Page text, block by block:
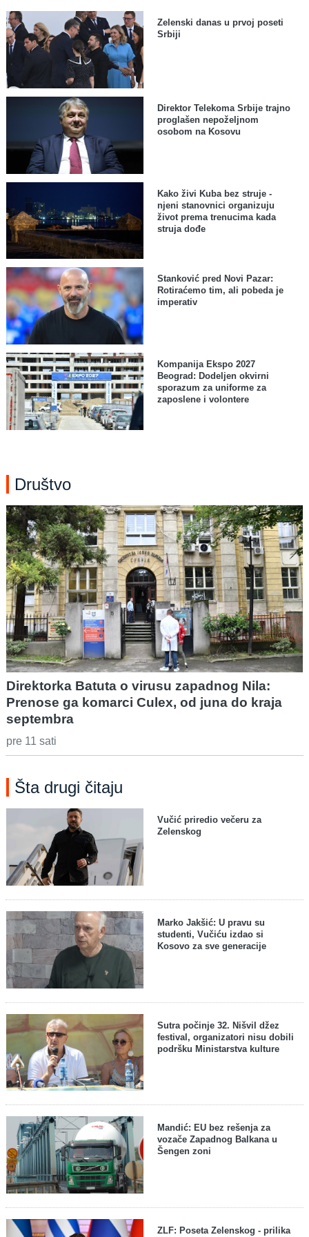
Zelenski danas u prvoj poseti
Srbiji
Direktor Telekoma Srbije trajno
proglašen nepoželjnom
osobom na Kosovu
Kako živi Kuba bez struje -
njeni stanovnici organizuju
život prema trenucima kada
struja dođe
Stanković pred Novi Pazar:
Rotiraćemo tim, ali pobeda je
imperativ
Kompanija Ekspo 2027
Beograd: Dodeljen okvirni
sporazum za uniforme za
zaposlene i volontere
Društvo
Direktorka Batuta o virusu zapadnog Nila:
Prenose ga komarci Culex, od juna do kraja
septembra
pre 11 sati
Šta drugi čitaju
Vučić priredio večeru za
Zelenskog
Marko Jakšić: U pravu su
studenti, Vučiću izdao si
Kosovo za sve generacije
Sutra počinje 32. Nišvil džez
festival, organizatori nisu dobili
podršku Ministarstva kulture
Mandić: EU bez rešenja za
vozače Zapadnog Balkana u
Šengen zoni
ZLF: Poseta Zelenskog - prilika